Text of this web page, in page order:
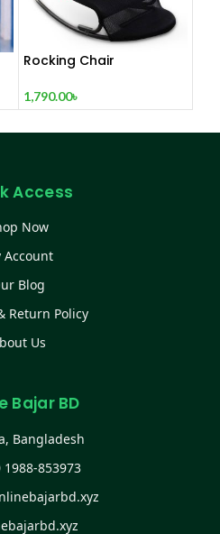
Rocking Chair
1,790.00৳
Access
Now
Account
Blog
Return Policy
Us
Bajar BD
Bangladesh
1988-853973